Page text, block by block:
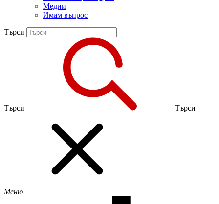
Медии
Имам въпрос
Търси
Търси Търси
Меню